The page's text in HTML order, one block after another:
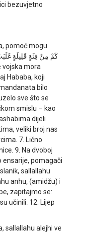
bezuvjetno
pomoć mogu
كَمْ مِنْ فِئَةٍ قَلِيلَةٍ
vojska mora
Hababa, koji
bilo
sve što se
smislu – kao
dijeli
veliki broj nas
7. Lično
9. Na dvoboj
ensarije, pomagači
sallallahu
anhu, (amidžu) i
zapitajmo se:
učinili. 12. Lijep
sallallahu alejhi ve